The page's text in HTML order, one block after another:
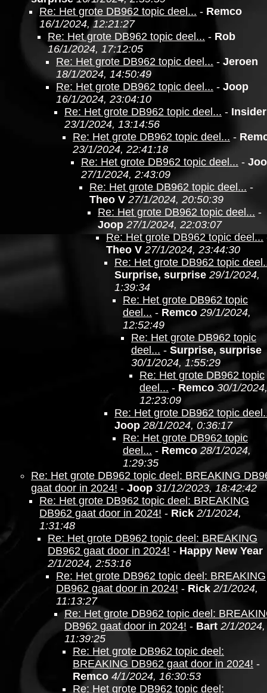
Re: Het grote DB962 topic deel... - Remco
16/1/2024, 12:21:27
Re: Het grote DB962 topic deel... - Rob
16/1/2024, 17:12:05
Re: Het grote DB962 topic deel... - Jeroen
18/1/2024, 14:50:49
Re: Het grote DB962 topic deel... - Joop
16/1/2024, 23:04:10
Re: Het grote DB962 topic deel... - Insider
23/1/2024, 13:14:56
Re: Het grote DB962 topic deel... -
23/1/2024, 22:41:18
Re: Het grote DB962 topic deel... -
27/1/2024, 2:43:09
Re: Het grote DB962 topic deel... -
Theo V 27/1/2024, 20:50:39
Re: Het grote DB962 topic deel... -
Joop 27/1/2024, 22:03:07
Re: Het grote DB962 topic deel...
Theo V 27/1/2024, 23:44:30
Re: Het grote DB962 topic
Surprise, surprise 29/1/2024,
1:39:34
Re: Het grote DB962 topic
deel... - Remco 29/1/2024,
12:52:49
Re: Het grote DB962 topic
deel... - Surprise, surprise
30/1/2024, 1:55:29
Re: Het grote DB962 topic
deel... - Remco 30/1/2024,
12:23:09
Re: Het grote DB962 topic
Joop 28/1/2024, 0:36:17
Re: Het grote DB962 topic
deel... - Remco 28/1/2024,
1:29:35
Re: Het grote DB962 topic deel: BREAKING
gaat door in 2024! - Joop 31/12/2023, 18:42:42
Re: Het grote DB962 topic deel: BREAKING
DB962 gaat door in 2024! - Rick 2/1/2024,
1:31:48
Re: Het grote DB962 topic deel: BREAKING
DB962 gaat door in 2024! - Happy New Year
2/1/2024, 2:53:16
Re: Het grote DB962 topic deel: BREAKING
DB962 gaat door in 2024! - Rick 2/1/2024,
11:13:27
Re: Het grote DB962 topic deel:
DB962 gaat door in 2024! - Bart 2/1/2024,
11:39:25
Re: Het grote DB962 topic deel:
BREAKING DB962 gaat door in 2024! -
Remco 4/1/2024, 16:30:53
Re: Het grote DB962 topic deel: